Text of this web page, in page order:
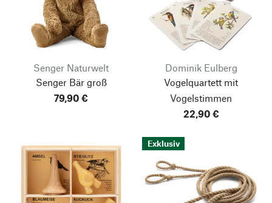
Senger Naturwelt
Senger Bär groß
79,90 €
Dominik Eulberg
Vogelquartett mit
Vogelstimmen
22,90 €
Exklusiv